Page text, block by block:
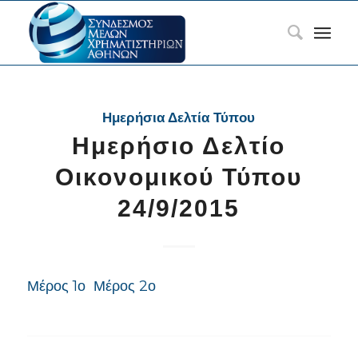
Ημερήσια Δελτία Τύπου
Ημερήσιο Δελτίο
Οικονομικού Τύπου
24/9/2015
Μέρος 1ο Μέρος 2ο